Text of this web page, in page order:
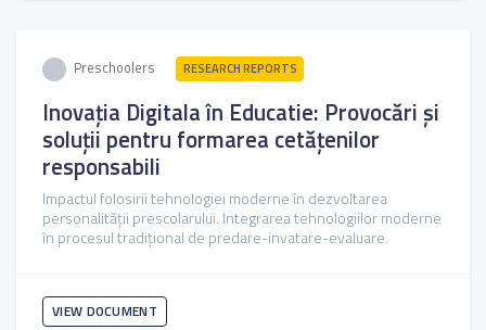
Preschoolers RESEARCH REPORTS
Inovația Digitala în Educatie: Provocări și
soluții pentru formarea cetățenilor
responsabili
Impactul folosirii tehnologiei moderne în dezvoltarea
personalității prescolarului. Integrarea tehnologiilor moderne
în procesul tradițional de predare-invatare-evaluare.
VIEW DOCUMENT